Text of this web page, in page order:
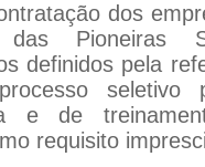
dos
das Pioneiras
definidos pela
seletivo
e de
requisito